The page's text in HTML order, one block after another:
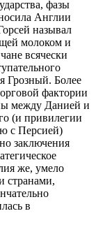
фазы
Англии
называл
молоком и
всячески
Грозный. Более
фактории
между Данией и
(и привилегии
с Персией)
заключения
же, умело
странами,
в